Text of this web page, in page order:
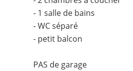
- 1 salle de bains
- WC séparé
- petit balcon
PAS de garage